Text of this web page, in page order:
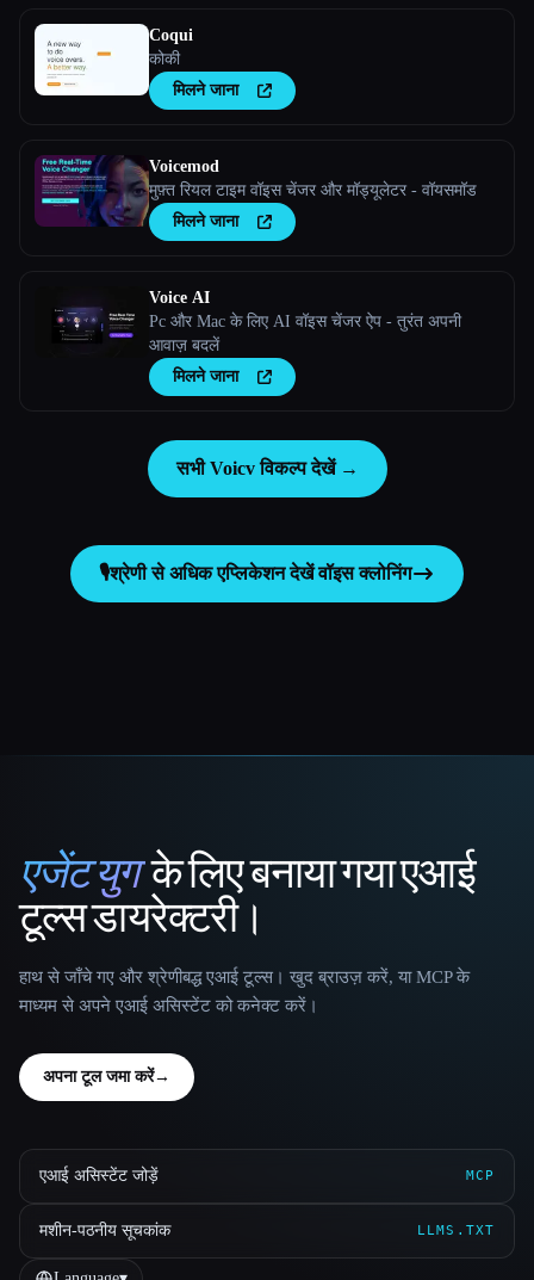
Coqui
कोकी
मिलने जाना
Voicemod
मुफ़्त रियल टाइम वॉइस चेंजर और मॉड्यूलेटर - वॉयसमॉड
मिलने जाना
Voice AI
Pc और Mac के लिए AI वॉइस चेंजर ऐप - तुरंत अपनी
आवाज़ बदलें
मिलने जाना
सभी Voicv विकल्प देखें →
🎙️श्रेणी से अधिक एप्लिकेशन देखेंवॉइस क्लोनिंग
That AI Collection
एजेंट युगके लिए बनाया गया एआई
टूल्स डायरेक्टरी।
हाथ से जाँचे गए और श्रेणीबद्ध एआई टूल्स। खुद ब्राउज़ करें, या MCP के
माध्यम से अपने एआई असिस्टेंट को कनेक्ट करें।
अपना टूल जमा करें→
एआई असिस्टेंट जोड़ें MCP
मशीन-पठनीय सूचकांक LLMS.TXT